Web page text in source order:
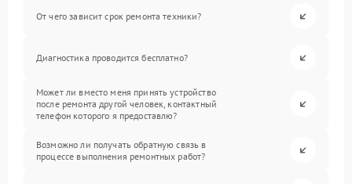
От чего зависит срок ремонта техники?
Диагностика проводится бесплатно?
Может ли вместо меня принять устройство
после ремонта другой человек, контактный
телефон которого я предоставлю?
Возможно ли получать обратную связь в
процессе выполнения ремонтных работ?